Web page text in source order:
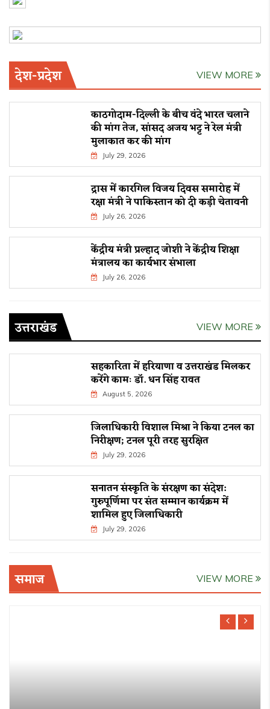
देश-प्रदेश VIEW MORE
काठगोदाम-दिल्ली के बीच वंदे भारत चलाने
की मांग तेज, सांसद अजय भट्ट ने रेल मंत्री
मुलाकात कर की मांग
July 29, 2026
द्रास में कारगिल विजय दिवस समारोह में
रक्षा मंत्री ने पाकिस्तान को दी कड़ी चेतावनी
July 26, 2026
केंद्रीय मंत्री प्रल्हाद जोशी ने केंद्रीय शिक्षा
मंत्रालय का कार्यभार संभाला
July 26, 2026
उत्तराखंड VIEW MORE
सहकारिता में हरियाणा व उत्तराखंड मिलकर
करेंगे कामः डाॅ. धन सिंह रावत
August 5, 2026
जिलाधिकारी विशाल मिश्रा ने किया टनल का
निरीक्षण; टनल पूरी तरह सुरक्षित
July 29, 2026
सनातन संस्कृति के संरक्षण का संदेश:
गुरुपूर्णिमा पर संत सम्मान कार्यक्रम में
शामिल हुए जिलाधिकारी
July 29, 2026
समाज VIEW MORE